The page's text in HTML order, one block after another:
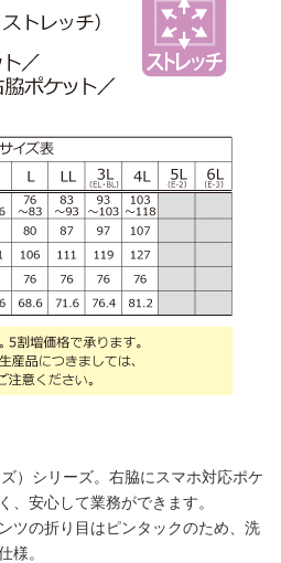
）シリーズ。右脇にスマホ対応ポケ
、安心して業務ができます。
ツの折り目はピンタックのため、洗
様。